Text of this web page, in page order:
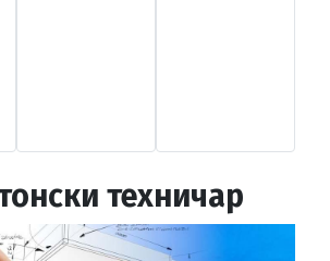
техничар